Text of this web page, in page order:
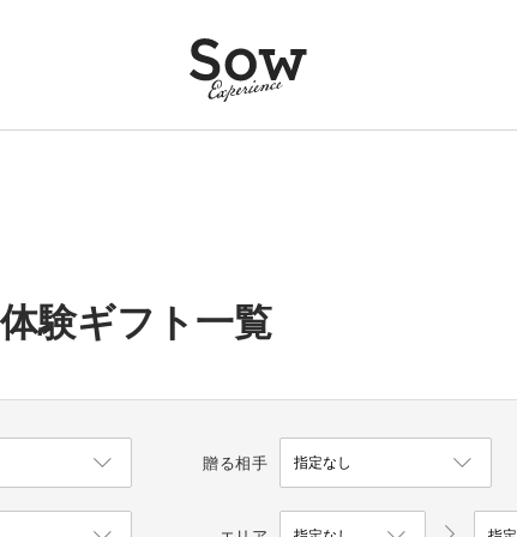
験ギフト一覧
贈る相手